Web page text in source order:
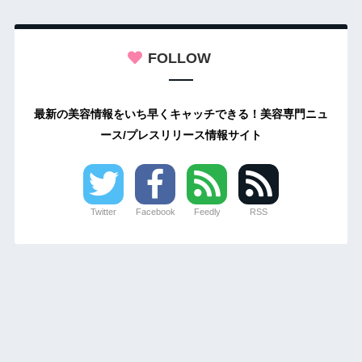
FOLLOW
最新の美容情報をいち早くキャッチできる！美容専門ニュ
ース/プレスリリース情報サイト
Twitter Facebook Feedly RSS